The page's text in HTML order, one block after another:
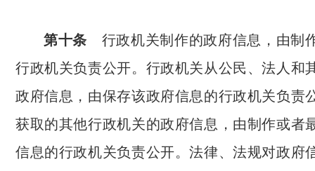
第十条 行政机关制作的政府信息，由制
行政机关负责公开。行政机关从公民、法人和
政府信息，由保存该政府信息的行政机关负责
获取的其他行政机关的政府信息，由制作或者
信息的行政机关负责公开。法律、法规对政府